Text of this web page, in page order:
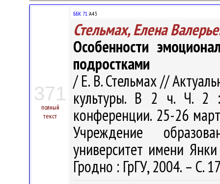
371
полный
текст
ББК 71.А43
Стельмах, Елена
Особенности
подростками
/ Е. В. Стельмах //
культуры. В 2 ч. Ч. 2
конференции. 25-26
Учреждение
университет имени
Гродно : ГрГУ, 2004. – С.